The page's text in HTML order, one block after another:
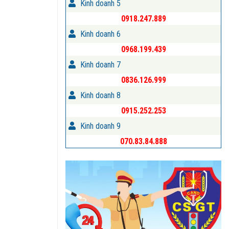
Kinh doanh 5
0918.247.889
Kinh doanh 6
0968.199.439
Kinh doanh 7
0836.126.999
Kinh doanh 8
0915.252.253
Kinh doanh 9
070.83.84.888